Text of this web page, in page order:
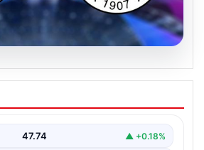
maçı ne
Hangi kanalda?
47.74 ▲ +0.18%